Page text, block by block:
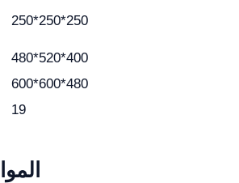
250*250*250
480*520*400
600*600*480
19